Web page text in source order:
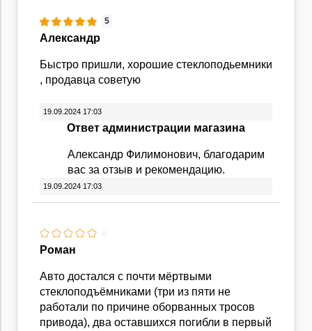
5
Александр
Быстро пришли, хорошие стеклоподьемники
, продавца советую
19.09.2024 17:03
Ответ администрации магазина
Александр Филимонович, благодарим
вас за отзыв и рекомендацию.
19.09.2024 17:03
Роман
Авто достался с почти мёртвыми
стеклоподъёмниками (три из пяти не
работали по причине оборванных тросов
привода), два оставшихся погибли в первый